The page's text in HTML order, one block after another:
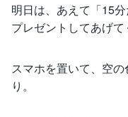
明日は、あえて「15
プレゼントしてあげて
スマホを置いて、空
り。